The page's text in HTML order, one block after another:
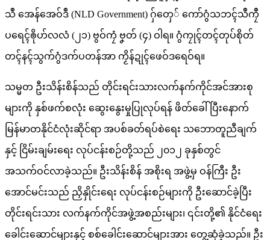
သဳ အေန်အေဝ်ဒဳ (NLD Government) ဂှ်တှေ် ကော်ဂွံသဘၚ်သဳကၠဳ
ပရေၚ်ၜိုဟ်လလံ (၂၁) ဗွဝ်ကၠံ ဗၞတ် (၄) ဝါရ။ ဂွံကၠုၚ်တၚ်တုပ်စိုတ်
တၚ်နၚ်သွက်ဂွံဒက်ပတန်အာ ကၟိန်ဍုၚ်ဖေဝ်ဒရေဝ်ရ။
သမ္မတ ဦးသိန်းစိန်သည် တိုင်းရင်းသားလက်နက်ကိုင်အင်အားစု
များကို နှစ်ဖက်စလုံး ဆွေးနွေးမှုပြုလုပ်ရန် ဖိတ်ခေါ်ပြီးနောက်
မြန်မာတနိုင်ငံလုံးဆိုင်ရာ အပစ်ခတ်ရပ်စဲရေး သဘောတူညီချက်
နှင့် ငြိမ်းချမ်းရေး လုပ်ငန်းစဉ်တို့သည် ၂၀၁၂ ခုနှစ်တွင်
အသက်ဝင်လာခဲ့သည်။ ဦးသိန်းစိန် အစိုးရ အဖွဲ့မှ ဝန်ကြီး ဦး
အောင်မင်းသည် ညှိနှိုင်းရေး လုပ်ငန်းစဉ်များကို ဦးဆောင်ခဲ့ပြီး
တိုင်းရင်းသား လက်နက်ကိုင်အဖွဲ့အစည်းများ၊ ၎င်းတို့၏ နိုင်ငံရေး
ခေါင်းဆောင်များနှင့် စစ်ခေါင်းဆောင်များအား တွေ့ဆုံခဲ့သည်။ ဦး